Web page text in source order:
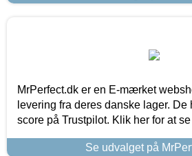
MrPerfect.dk er en E-mærket
levering fra deres danske lager. De
score på Trustpilot. Klik her for at
Se udvalget på